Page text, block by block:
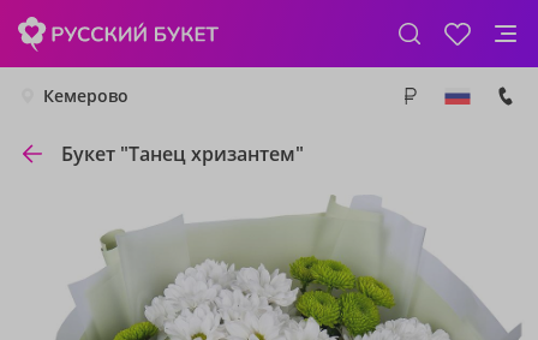
Кемерово
Букет "Танец хризантем"